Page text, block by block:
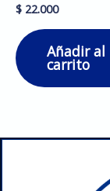
Valorado
en
de
5
$ 22.000
Añadir al
carrito